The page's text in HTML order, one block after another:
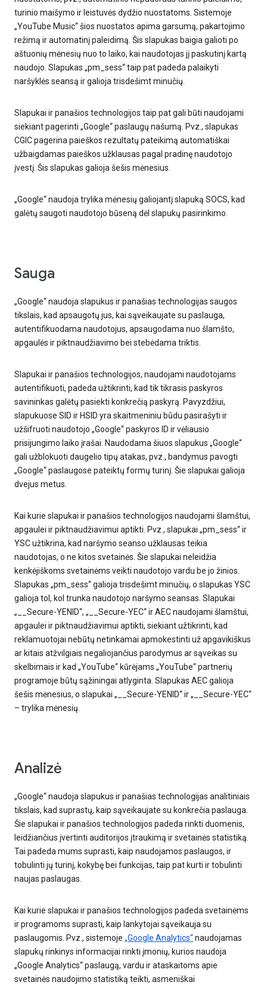
turinio maišymo ir leistuvės dydžio nuostatoms. Sistemoje
„YouTube Music“ šios nuostatos apima garsumą, pakartojimo
režimą ir automatinį paleidimą. Šis slapukas baigia galioti po
aštuonių mėnesių nuo to laiko, kai naudotojas jį paskutinį kartą
naudojo. Slapukas „pm_sess“ taip pat padeda palaikyti
naršyklės seansą ir galioja trisdešimt minučių.
Slapukai ir panašios technologijos taip pat gali būti naudojami
siekiant pagerinti „Google“ paslaugų našumą. Pvz., slapukas
CGIC pagerina paieškos rezultatų pateikimą automatiškai
užbaigdamas paieškos užklausas pagal pradinę naudotojo
įvestį. Šis slapukas galioja šešis mėnesius.
„Google“ naudoja trylika mėnesių galiojantį slapuką SOCS, kad
galėtų saugoti naudotojo būseną dėl slapukų pasirinkimo.
Sauga
„Google“ naudoja slapukus ir panašias technologijas saugos
tikslais, kad apsaugotų jus, kai sąveikaujate su paslauga,
autentifikuodama naudotojus, apsaugodama nuo šlamšto,
apgaulės ir piktnaudžiavimo bei stebėdama triktis.
Slapukai ir panašios technologijos, naudojami naudotojams
autentifikuoti, padeda užtikrinti, kad tik tikrasis paskyros
savininkas galėtų pasiekti konkrečią paskyrą. Pavyzdžiui,
slapukuose SID ir HSID yra skaitmeniniu būdu pasirašyti ir
užšifruoti naudotojo „Google“ paskyros ID ir vėliausio
prisijungimo laiko įrašai. Naudodama šiuos slapukus „Google“
gali užblokuoti daugelio tipų atakas, pvz., bandymus pavogti
„Google“ paslaugose pateiktų formų turinį. Šie slapukai galioja
dvejus metus.
Kai kurie slapukai ir panašios technologijos naudojami šlamštui,
apgaulei ir piktnaudžiavimui aptikti. Pvz., slapukai „pm_sess“ ir
YSC užtikrina, kad naršymo seanso užklausas teikia
naudotojas, o ne kitos svetainės. Šie slapukai neleidžia
kenkėjiškoms svetainėms veikti naudotojo vardu be jo žinios.
Slapukas „pm_sess“ galioja trisdešimt minučių, o slapukas YSC
galioja tol, kol trunka naudotojo naršymo seansas. Slapukai
„__Secure-YENID“, „__Secure-YEC“ ir AEC naudojami šlamštui,
apgaulei ir piktnaudžiavimui aptikti, siekiant užtikrinti, kad
reklamuotojai nebūtų netinkamai apmokestinti už apgavikiškus
ar kitais atžvilgiais negaliojančius parodymus ar sąveikas su
skelbimais ir kad „YouTube“ kūrėjams „YouTube“ partnerių
programoje būtų sąžiningai atlyginta. Slapukas AEC galioja
šešis mėnesius, o slapukai „__Secure-YENID“ ir „__Secure-YEC“
– trylika mėnesių.
Analizė
„Google“ naudoja slapukus ir panašias technologijas analitiniais
tikslais, kad suprastų, kaip sąveikaujate su konkrečia paslauga.
Šie slapukai ir panašios technologijos padeda rinkti duomenis,
leidžiančius įvertinti auditorijos įtraukimą ir svetainės statistiką.
Tai padeda mums suprasti, kaip naudojamos paslaugos, ir
tobulinti jų turinį, kokybę bei funkcijas, taip pat kurti ir tobulinti
naujas paslaugas.
Kai kurie slapukai ir panašios technologijos padeda svetainėms
ir programoms suprasti, kaip lankytojai sąveikauja su
paslaugomis. Pvz., sistemoje „Google Analytics“naudojamas
slapukų rinkinys informacijai rinkti įmonių, kurios naudoja
„Google Analytics“ paslaugą, vardu ir ataskaitoms apie
svetainės naudojimo statistiką teikti, asmeniškai